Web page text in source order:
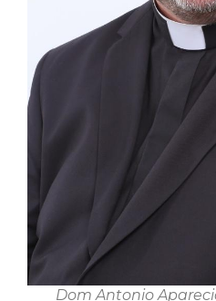
Dom Antonio